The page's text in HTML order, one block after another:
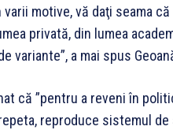
motive, vă daţi seama
privată, din lumea
variante”, a mai spus
că ”pentru a reveni în
reproduce sistemul